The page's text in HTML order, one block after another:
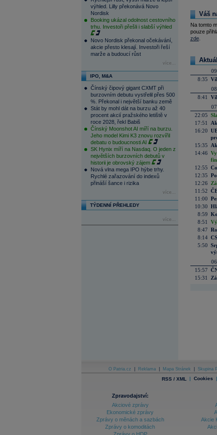
výhled. Lilly překonává Novo
Nordisk
Booking ukázal odolnost cestovního
trhu. Investoři přešli i slabší výhled
Novo Nordisk překonal očekávání,
akcie přesto klesají. Investoři řeší
marže a budoucí růst
více...
IPO, M&A
Čínský čipový gigant CXMT při
burzovním debutu vystřelil přes 500
%. Překonal i největší banku země
Stát by mohl dát na burzu až 40
procent akcií pražského letiště v
roce 2028, řekl Babiš
Čínský Moonshot AI míří na burzu.
Jeho model Kimi K3 znovu rozvířil
debatu o budoucnosti AI
SK Hynix míří na Nasdaq. O jeden z
největších burzovních debutů v
historii je obrovský zájem
Nová vlna mega IPO hýbe trhy.
Rychlé zařazování do indexů
přináší šance i rizika
více...
TÝDENNÍ PŘEHLEDY
více...
Váš
Na tomto
pouze
zde.
8:35
8:41
22:05
17:51
16:20
15:35
14:46
12:55
12:35
12:26
11:52
11:00
10:30
8:59
8:51
8:47
8:14
5:50
15:57
15:31
O Patria.cz Reklama Mapa Stránek Skupina
RSS / XML | Cookies |
Zpravodajství:
Akciové zprávy
Ekonomické zprávy
Zprávy o měnách a sazbách
Zprávy o komoditách
Akcie